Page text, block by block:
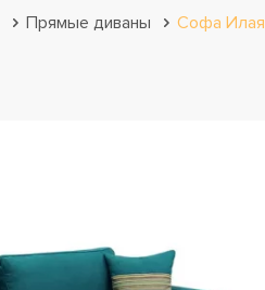
Прямые диваны Софа Илая